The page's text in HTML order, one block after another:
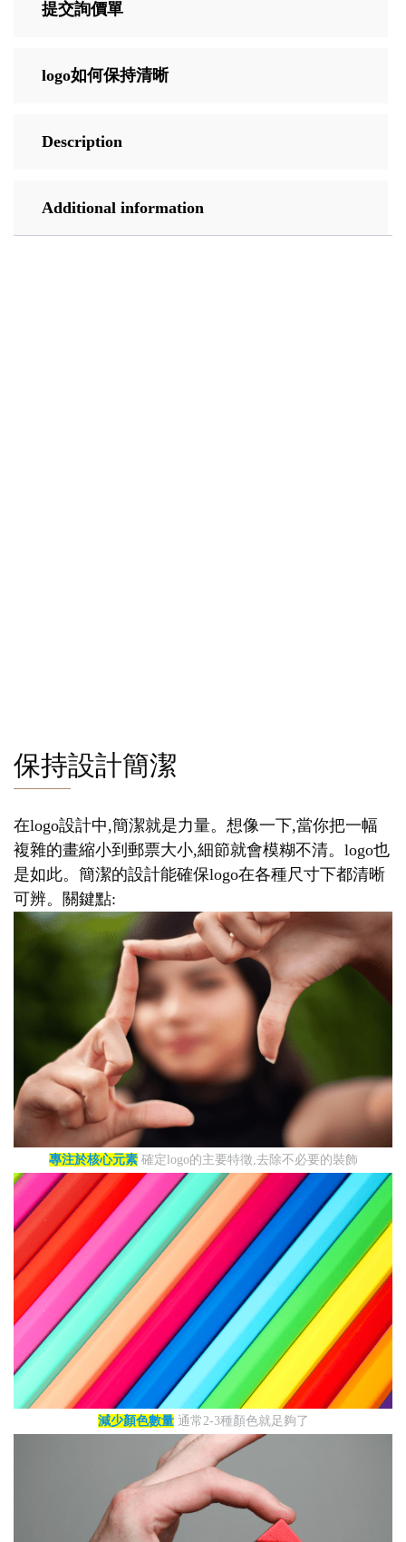
提交詢價單
logo如何保持清晰
Description
Additional information
保持設計簡潔
在logo設計中,簡潔就是力量。想像一下,當你把一幅
複雜的畫縮小到郵票大小,細節就會模糊不清。logo也
是如此。簡潔的設計能確保logo在各種尺寸下都清晰
可辨。關鍵點:
專注於核心元素確定logo的主要特徵,去除不必要的裝飾
減少顏色數量通常2-3種顏色就足夠了